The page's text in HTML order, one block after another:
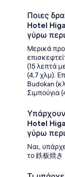
Ποιες
Hotel
γύρω
Μερικά
(15 λεπτά
(4,7 χλμ).
Budokan
Σιμπούγια
Υπάρχουν
Hotel
γύρω
Ναι,
το 鉄板焼